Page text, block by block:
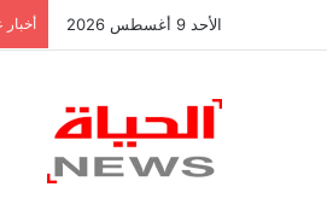
الأحد 9 أغسطس 2026 أخبار